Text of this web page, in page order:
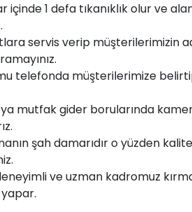
içinde 1 defa tıkanıklık olur ve
servis verip müşterilerimizin
telefonda müşterilerimize
mutfak gider borularında
şah damarıdır o yüzden
ve uzman kadromuz